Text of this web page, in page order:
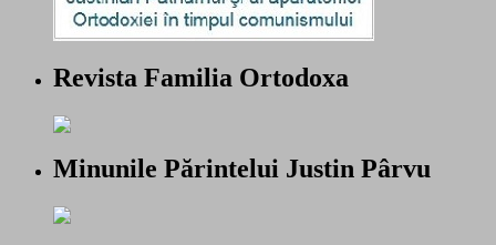
Revista Familia Ortodoxa
Minunile Părintelui Justin Pârvu